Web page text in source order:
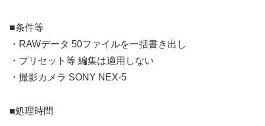
■条件等
・RAWデータ 50ファイルを一括書き出し
・プリセット等 編集は適用しない
・撮影カメラ SONY NEX-5
■処理時間